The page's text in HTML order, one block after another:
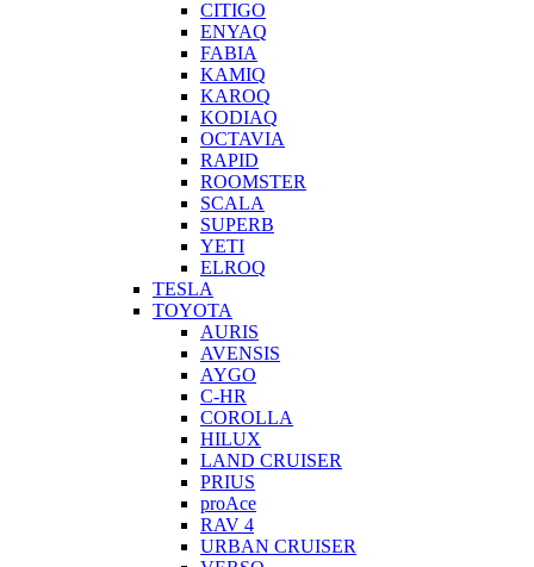
CITIGO
ENYAQ
FABIA
KAMIQ
KAROQ
KODIAQ
OCTAVIA
RAPID
ROOMSTER
SCALA
SUPERB
YETI
ELROQ
TESLA
TOYOTA
AURIS
AVENSIS
AYGO
C-HR
COROLLA
HILUX
LAND CRUISER
PRIUS
proAce
RAV 4
URBAN CRUISER